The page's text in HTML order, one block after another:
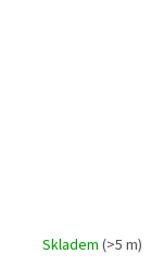
Skladem (>5 m)